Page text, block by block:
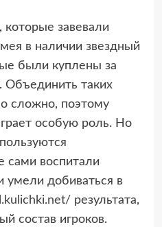
завевали
в наличии звездный
были куплены за
Объединить таких
сложно, поэтому
особую роль. Но
сами воспитали
умели добиваться в
результата,
состав игроков.